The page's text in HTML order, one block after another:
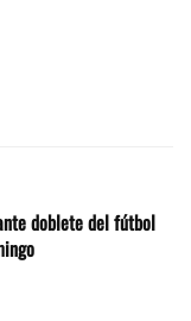
doblete del fútbol